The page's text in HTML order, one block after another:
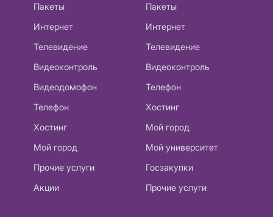
Пакеты
Интернет
Телевидение
Видеоконтроль
Видеодомофон
Телефон
Хостинг
Мой город
Прочие услуги
Акции
Пакеты
Интернет
Телевидение
Видеоконтроль
Телефон
Хостинг
Мой город
Мой университет
Госзакупки
Прочие услуги